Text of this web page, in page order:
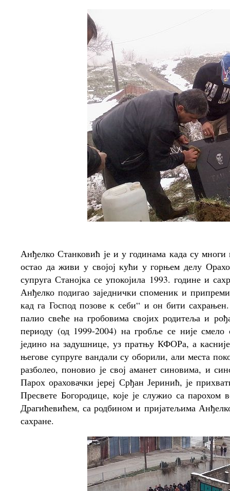
Анђелко Станковић је и у годинама када су
остао да живи у својој кући у горњем делу
супруга Станојка се упокојила 1993. године и
Анђелко подигао заједнички споменик и
кад га Господ позове к себи“ и он бити
палио свеће на гробовима својих родитеља и
периоду (од 1999-2004) на гробље се није
једино на задушнице, уз пратњу КФОРа, а
његове супруге вандали су оборили, али места
разболео, поновио је свој аманет синовима, и
Парох ораховачки јереј Срђан Јеринић, је
Пресвете Богородице, које је служио са парохом
Драгићевићем, са родбином и пријатељима
сахране.